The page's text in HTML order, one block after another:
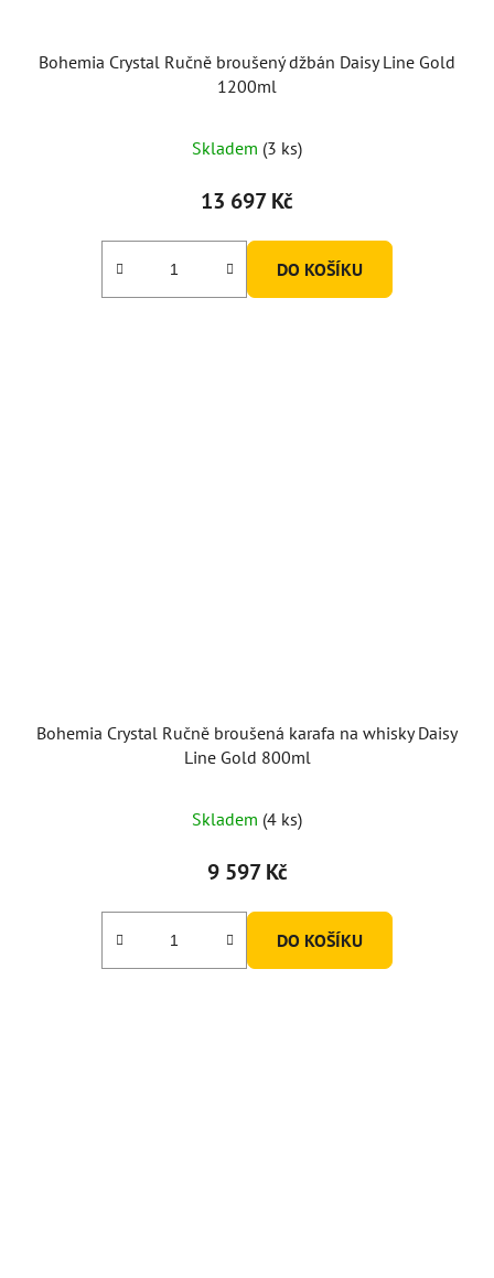
Bohemia Crystal Ručně broušený džbán Daisy Line Gold
1200ml
Skladem (3 ks)
13 697 Kč
DO KOŠÍKU
Bohemia Crystal Ručně broušená karafa na whisky Daisy
Line Gold 800ml
Skladem (4 ks)
9 597 Kč
DO KOŠÍKU